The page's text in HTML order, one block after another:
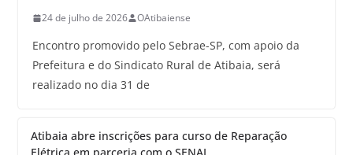
24 de julho de 2026 OAtibaiense
Encontro promovido pelo Sebrae-SP, com apoio da
Prefeitura e do Sindicato Rural de Atibaia, será
realizado no dia 31 de
Atibaia abre inscrições para curso de Reparação